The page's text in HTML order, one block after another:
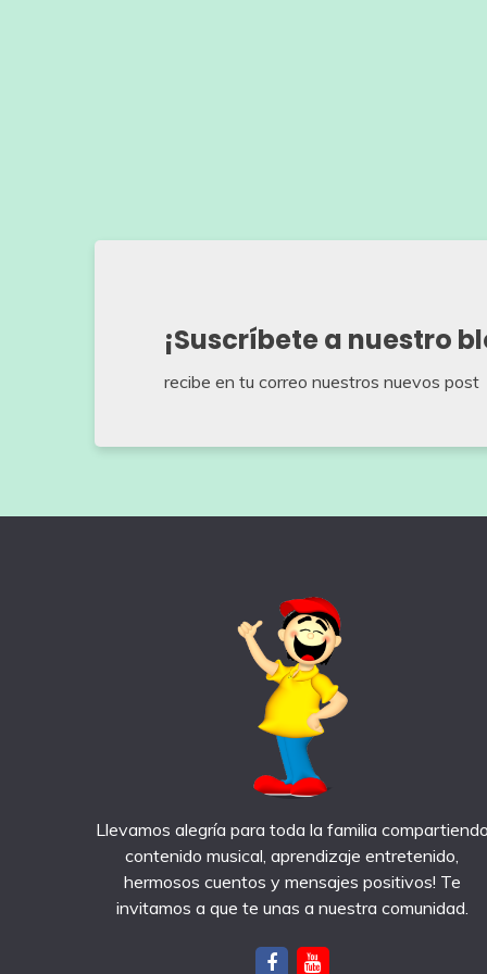
¡Suscríbete a nuestro
recibe en tu correo nuestros nuevos post
Llevamos alegría para toda la familia
contenido musical, aprendizaje entretenido,
hermosos cuentos y mensajes positivos! Te
invitamos a que te unas a nuestra comunidad.